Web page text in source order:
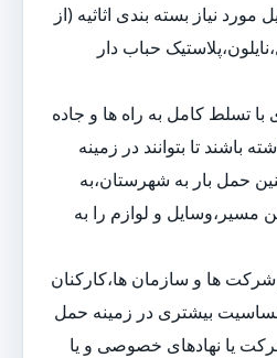
مورد نیاز بسته بندی اثاثیه (از
حباب دار
با تسلط کامل به راه ها و جاده
باشند تا بتوانند در زمینه
حمل بار به شهرستان،به
مسیر،وسایل و لوازم را به
ها و سازمان ها،کارکنان
بیشتری در زمینه حمل
یا نهادهای خصوصی و یا